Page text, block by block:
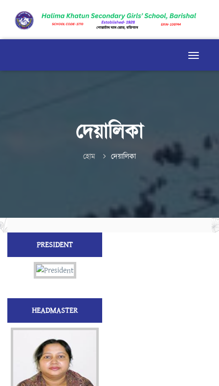
দেয়ালিকা
হোম দেয়ালিকা
PRESIDENT
HEADMASTER